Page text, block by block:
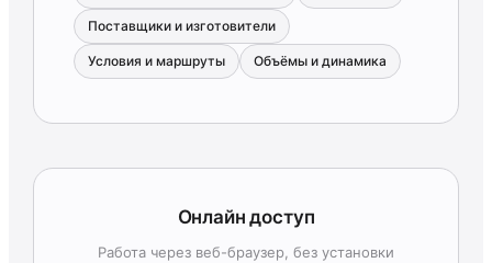
Поставщики и изготовители
Условия и маршруты Объёмы и динамика
Онлайн доступ
Работа через веб-браузер, без установки